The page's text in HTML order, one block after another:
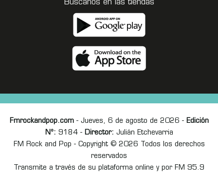
Buscanos en las tiendas
Fmrockandpop.com- Jueves, 6 de agosto de 2026 - Edición
Nº: 9184 - Director: Julián Etchevarria
FM Rock and Pop - Copyright © 2026 Todos los derechos
reservados
Transmite a través de su plataforma online y por FM 95.9